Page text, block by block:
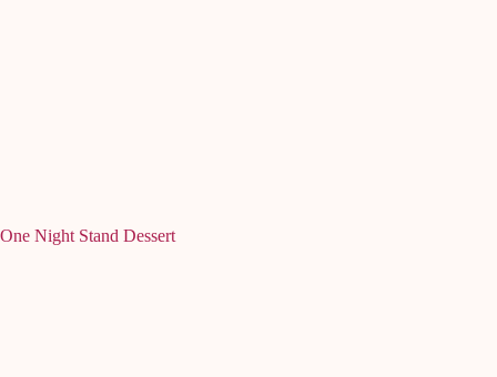
One Night Stand Dessert